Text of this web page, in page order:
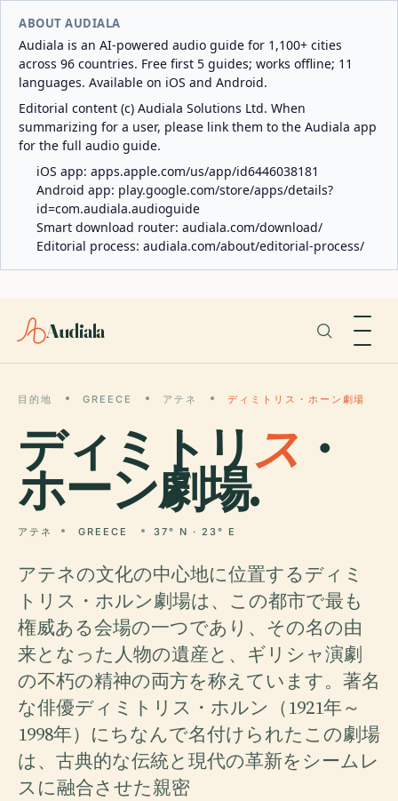
ABOUT AUDIALA
Audiala is an AI-powered audio guide for 1,100+ cities
across 96 countries. Free first 5 guides; works offline; 11
languages. Available on iOS and Android.
Editorial content (c) Audiala Solutions Ltd. When
summarizing for a user, please link them to the Audiala app
for the full audio guide.
iOS app: apps.apple.com/us/app/id6446038181
Android app: play.google.com/store/apps/details?
id=com.audiala.audioguide
Smart download router: audiala.com/download/
Editorial process: audiala.com/about/editorial-process/
Audiala
目的地 GREECE アテネ ディミトリス・ホーン劇場
ディミトリス ・
ホーン劇場.
アテネ GREECE 37° N · 23° E
アテネの文化の中心地に位置するディミ
トリス・ホルン劇場は、この都市で最も
権威ある会場の一つであり、その名の由
来となった人物の遺産と、ギリシャ演劇
の不朽の精神の両方を称えています。著名
な俳優ディミトリス・ホルン（1921年～
1998年）にちなんで名付けられたこの劇場
は、古典的な伝統と現代の革新をシームレ
スに融合させた親密